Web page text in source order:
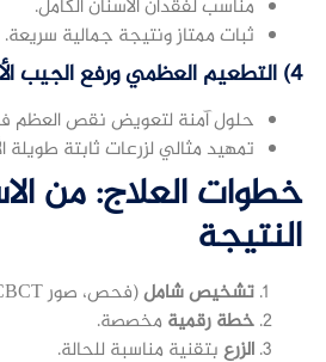
مناسب لفقدان الأسنان الكامل.
ثبات ممتاز ونتيجة جمالية سريعة.
4) التطعيم العظمي ورفع الجيب الأنفي
حلول آمنة لتعويض نقص العظم
تمهيد مثالي لزرعات ثابتة طويلة
خطوات العلاج: من
النتيجة
تشخيص شامل(فحص، صور CBCT).
خطة رقميةمخصصة.
الزرعبتقنية مناسبة للحالة.